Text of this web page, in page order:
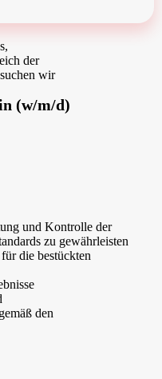
der
wir
(w/m/d)
und Kontrolle der
zu gewährleisten
die bestückten
den